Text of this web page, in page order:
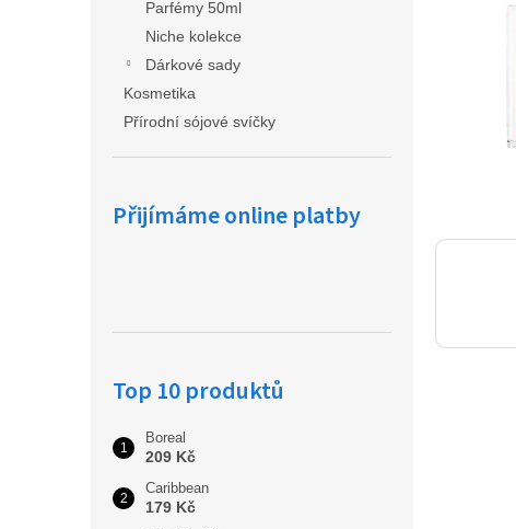
Parfémy 50ml
Niche kolekce
Dárkové sady
Kosmetika
Přírodní sójové svíčky
Přijímáme online platby
Top 10 produktů
Boreal
209 Kč
Caribbean
179 Kč